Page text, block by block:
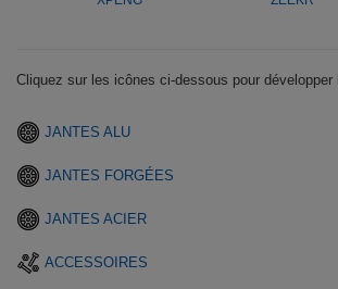
Cliquez sur les icônes ci-dessous pour développer
JANTES ALU
JANTES FORGÉES
JANTES ACIER
ACCESSOIRES